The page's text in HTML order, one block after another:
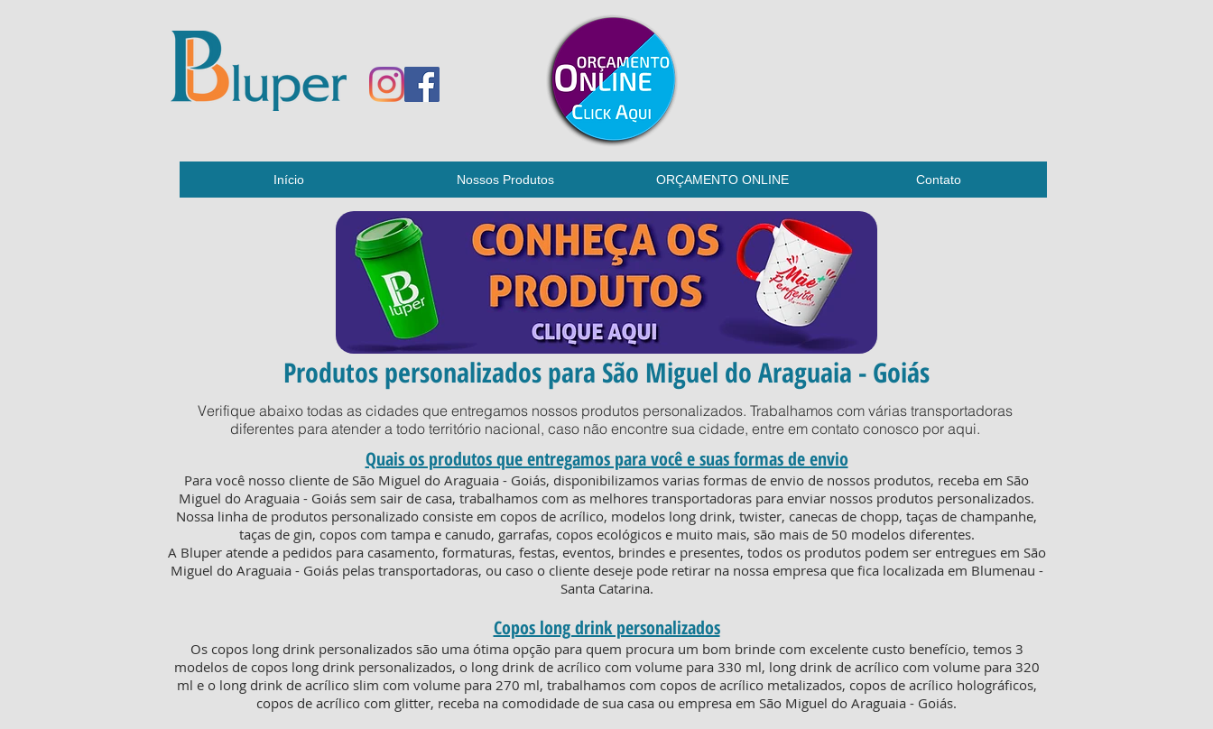
Início Nossos Produtos ORÇAMENTO ONLINE Contato
Produtos personalizados para São Miguel do Araguaia - Goiás
Verifique abaixo todas as cidades que entregamos nossos produtos personalizados. Trabalhamos com várias transportadoras
diferentes para atender a todo território nacional, caso não encontre sua cidade, entre em contato conosco por aqui.
Quais os produtos que entregamos para você e suas formas de envio
Para você nosso cliente de São Miguel do Araguaia - Goiás, disponibilizamos varias formas de envio de nossos produtos, receba em São
Miguel do Araguaia - Goiás sem sair de casa, trabalhamos com as melhores transportadoras para enviar nossos produtos personalizados.
Nossa linha de produtos personalizado consiste em copos de acrílico, modelos long drink, twister, canecas de chopp, taças de champanhe,
taças de gin, copos com tampa e canudo, garrafas, copos ecológicos e muito mais, são mais de 50 modelos diferentes.
A Bluper atende a pedidos para casamento, formaturas, festas, eventos, brindes e presentes, todos os produtos podem ser entregues em São
Miguel do Araguaia - Goiás pelas transportadoras, ou caso o cliente deseje pode retirar na nossa empresa que fica localizada em Blumenau -
Santa Catarina.
Copos long drink personalizados
Os copos long drink personalizados são uma ótima opção para quem procura um bom brinde com excelente custo benefício, temos 3
modelos de copos long drink personalizados, o long drink de acrílico com volume para 330 ml, long drink de acrílico com volume para 320
ml e o long drink de acrílico slim com volume para 270 ml, trabalhamos com copos de acrílico metalizados, copos de acrílico holográficos,
copos de acrílico com glitter, receba na comodidade de sua casa ou empresa em São Miguel do Araguaia - Goiás.